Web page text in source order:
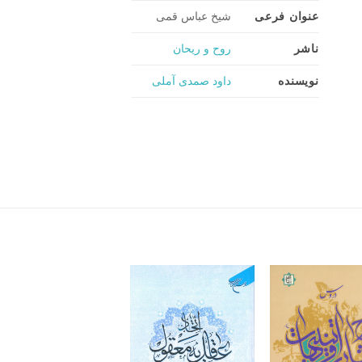
عنوان فرعی شیخ عباس قمی
ناشر روح و ریحان
نویسنده داود صمدی آملی